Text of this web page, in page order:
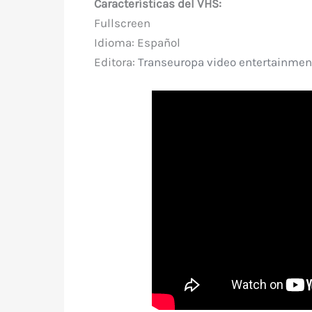
Características del VHS:
Fullscreen
Idioma: Español
Editora: Transeuropa video